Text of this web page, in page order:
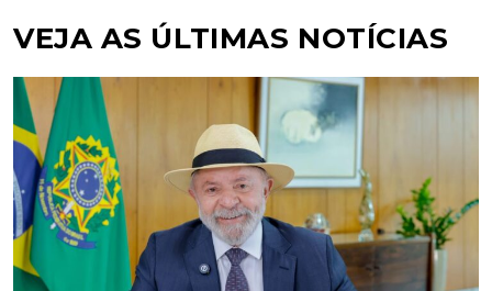
VEJA AS ÚLTIMAS NOTÍCIAS